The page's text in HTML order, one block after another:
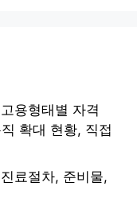
용형태별 자격
확대 현황, 직접
료절차, 준비물,